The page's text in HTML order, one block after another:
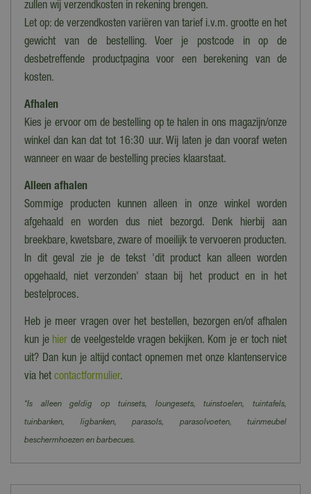
zullen wij verzendkosten in rekening brengen.
Let op: de verzendkosten variëren van tarief i.v.m. grootte en het
gewicht van de bestelling. Voer je postcode in op de
desbetreffende productpagina voor een berekening van de
kosten.
Afhalen
Kies je ervoor om de bestelling op te halen in ons magazijn/onze
winkel dan kan dat tot 16:30 uur. Wij laten je dan vooraf weten
wanneer en waar de bestelling precies klaarstaat.
Alleen afhalen
Sommige producten kunnen alleen in onze winkel worden
afgehaald en worden dus niet bezorgd. Denk hierbij aan
breekbare, kwetsbare, zware of moeilijk te vervoeren producten.
In dit geval zie je de tekst 'dit product kan alleen worden
opgehaald, niet verzonden' staan bij het product en in het
bestelproces.
Heb je meer vragen over het bestellen, bezorgen en/of afhalen
kun je hier de veelgestelde vragen bekijken. Kom je er toch niet
uit? Dan kun je altijd contact opnemen met onze klantenservice
via het contactformulier.
*Is alleen geldig op tuinsets, loungesets, tuinstoelen, tuintafels,
tuinbanken, ligbanken, parasols, parasolvoeten, tuinmeubel
beschermhoezen en barbecues.